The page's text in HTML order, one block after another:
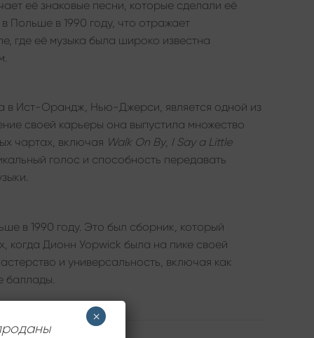
её знаковые песни, которые сделали её
Польше в 1990 году, что отражает
где её музыка была широко известна
в Ист-Орандж, Нью-Джерси, является одной из
своей карьеры она выпустила множество
чартах, включая Walk On By, I Say a Little
голос и способность передавать
в 1990 году. Это был сборник, который
когда Дионн Уорwick была на пике своей
и универсальность, включая как
баллады.
×